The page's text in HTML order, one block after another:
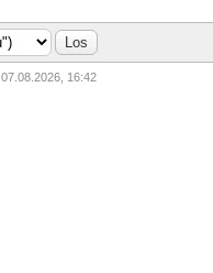
07.08.2026, 16:42